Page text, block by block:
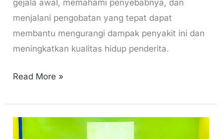
gejala awal, memahami penyebabnya, dan
menjalani pengobatan yang tepat dapat
membantu mengurangi dampak penyakit ini dan
meningkatkan kualitas hidup penderita.
Read More »
Menuju